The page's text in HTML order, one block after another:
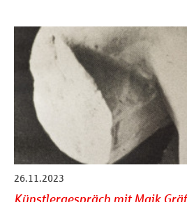
26.11.2023
Künstlergespräch mit Maik Gräf